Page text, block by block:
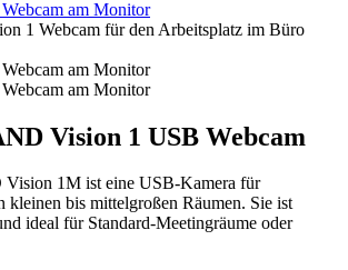
Vision 1 USB Webcam
1M ist eine USB-Kamera für
kleinen bis mittelgroßen Räumen. Sie ist
ideal für Standard-Meetingräume oder